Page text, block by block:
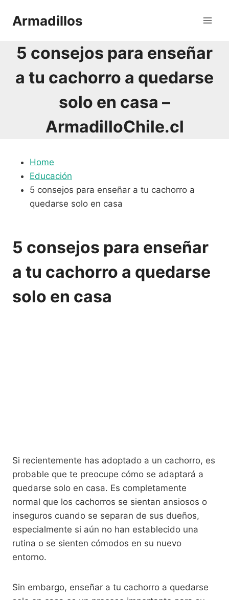
Armadillos
5 consejos para enseñar
a tu cachorro a quedarse
solo en casa –
ArmadilloChile.cl
Home
Educación
5 consejos para enseñar a tu cachorro a
quedarse solo en casa
5 consejos para enseñar
a tu cachorro a quedarse
solo en casa
Si recientemente has adoptado a un cachorro, es
probable que te preocupe cómo se adaptará a
quedarse solo en casa. Es completamente
normal que los cachorros se sientan ansiosos o
inseguros cuando se separan de sus dueños,
especialmente si aún no han establecido una
rutina o se sienten cómodos en su nuevo
entorno.
Sin embargo, enseñar a tu cachorro a quedarse